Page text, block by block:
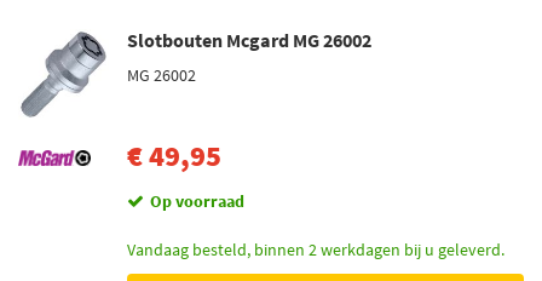
Slotbouten Mcgard MG 26002
MG 26002
€ 49,95
Op voorraad
Vandaag besteld, binnen 2 werkdagen bij u geleverd.